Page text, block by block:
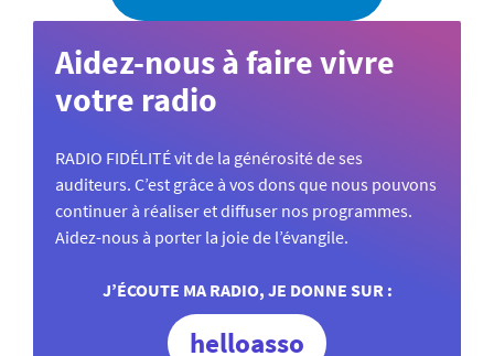
Aidez-nous à faire vivre
votre radio
RADIO FIDÉLITÉ vit de la générosité de ses
auditeurs. C’est grâce à vos dons que nous pouvons
continuer à réaliser et diffuser nos programmes.
Aidez-nous à porter la joie de l’évangile.
J’ÉCOUTE MA RADIO, JE DONNE SUR :
helloasso